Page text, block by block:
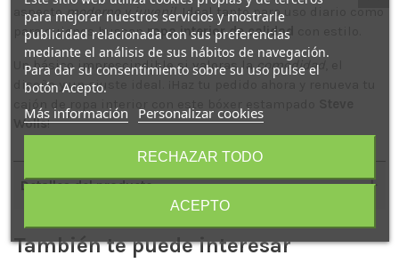
aspectomoderno y juvenil. Ideal tanto para uso diario como
para quienes buscanropa interior de calidad
Un básico imprescindible si valoras lacomodidad
diseño y un ajuste ideal. ¡Haz tu pedido ahora y renueva tu
cajón de ropa interior con este bóxer estampado
Wolls!
Detalles del producto
También te puede interesar
para mejorar nuestros servicios y mostrarle
publicidad relacionada con sus preferencias
mediante el análisis de sus hábitos de navegación.
Para dar su consentimiento sobre su uso pulse el
botón Acepto.
Más información Personalizar cookies
RECHAZAR TODO
ACEPTO